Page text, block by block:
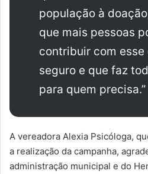
população à
que mais pessoas
contribuir com
seguro e que faz
para quem precisa.”
A vereadora Alexia Psicóloga,
a realização da campanha,
administração municipal e do